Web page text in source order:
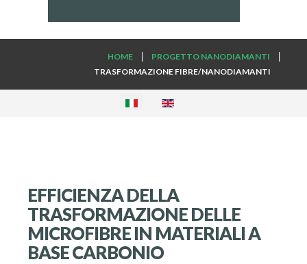
HOME
PROGETTO NANODIAMANTI
TRASFORMAZIONE FIBRE/NANODIAMANTI
EFFICIENZA DELLA
TRASFORMAZIONE DELLE
MICROFIBRE IN MATERIALI A
BASE CARBONIO